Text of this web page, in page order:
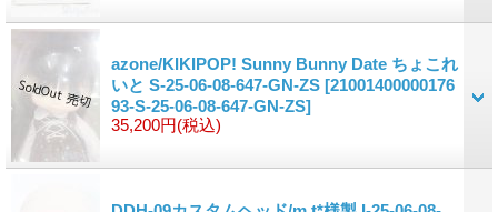
azone/KIKIPOP! Sunny Bunny Date ちょこれ
いと S-25-06-08-647-GN-ZS [21001400000176
93-S-25-06-08-647-GN-ZS]
35,200円(税込)